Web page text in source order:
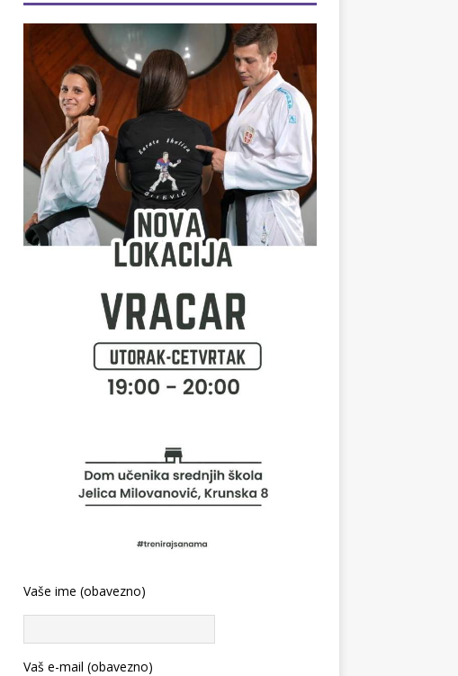
Vaše ime (obavezno)
Vaš e-mail (obavezno)